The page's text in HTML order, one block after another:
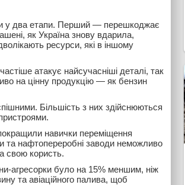
у два етапи. Перший — перешкоджає
як Україна знову вдарила,
ресурси, які в іншому
атакує найсучасніші деталі, так
на цінну продукцію — як бензин
Більшість з них здійснюються
навички переміщення
та нафтопереробні заводи неможливо
свою користь.
агресорки було на 15% меншим, ніж
та авіаційного палива, щоб